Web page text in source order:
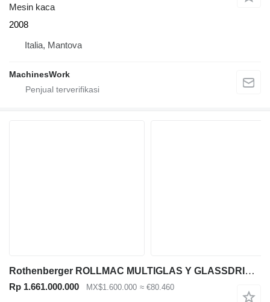
Mesin kaca
2008
Italia, Mantova
MachinesWork
Rothenberger ROLLMAC MULTIGLAS Y GLASSDRIER-IR
Rp 1.661.000.000 MX$1.600.000 ≈ €80.460